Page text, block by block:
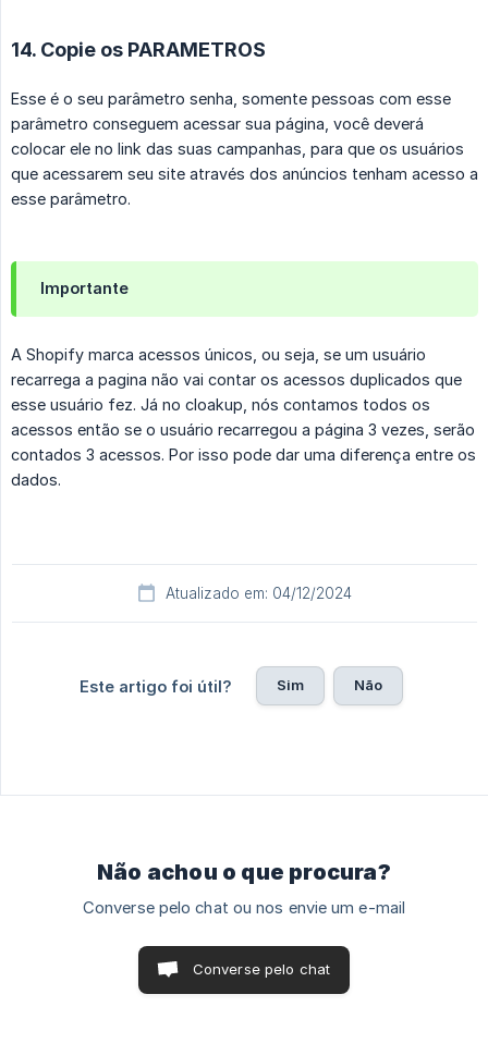
14. Copie os PARAMETROS
Esse é o seu parâmetro senha, somente pessoas com esse
parâmetro conseguem acessar sua página, você deverá
colocar ele no link das suas campanhas, para que os usuários
que acessarem seu site através dos anúncios tenham acesso a
esse parâmetro.
Importante
A Shopify marca acessos únicos, ou seja, se um usuário
recarrega a pagina não vai contar os acessos duplicados que
esse usuário fez. Já no cloakup, nós contamos todos os
acessos então se o usuário recarregou a página 3 vezes, serão
contados 3 acessos. Por isso pode dar uma diferença entre os
dados.
Atualizado em: 04/12/2024
Este artigo foi útil? Sim Não
Não achou o que procura?
Converse pelo chat ou nos envie um e-mail
Converse pelo chat